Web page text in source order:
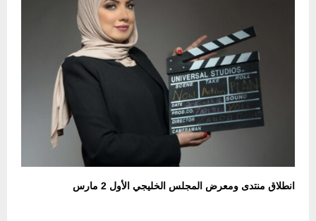
انطلاق منتدى ومعرض المجلس الخليجي الأول 2 مارس